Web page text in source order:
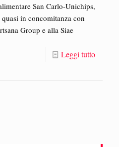
San Carlo-Unichips,
in concomitanza con
Group e alla Siae
Leggi tutto